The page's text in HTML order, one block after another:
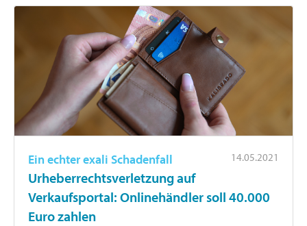
14.05.2021
Ein echter exali Schadenfall
Urheberrechtsverletzung auf
Verkaufsportal: Onlinehändler soll 40.000
Euro zahlen